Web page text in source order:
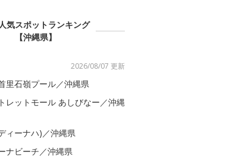
気スポットランキング
【沖縄県】
2026/08/07 更新
里石嶺プール／沖縄県
レットモール あしびなー／沖縄
ィーナハ)／沖縄県
ナビーチ／沖縄県